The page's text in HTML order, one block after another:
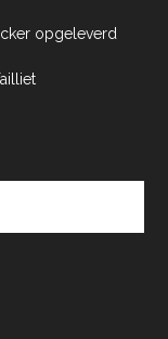
opgeleverd